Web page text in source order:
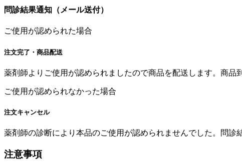
問診結果通知（メール送付）
ご使用が認められた場合
注文完了・商品配送
薬剤師よりご使用が認められましたので商品を配送します。商品
ご使用が認められなかった場合
注文キャンセル
薬剤師の診断により本品のご使用が認められませんでした。問診
注意事項